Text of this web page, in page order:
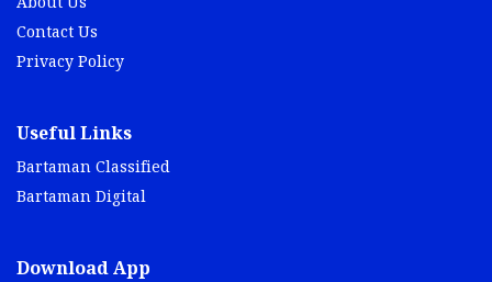
Contact Us
Privacy Policy
Useful Links
Bartaman Classified
Bartaman Digital
Download App